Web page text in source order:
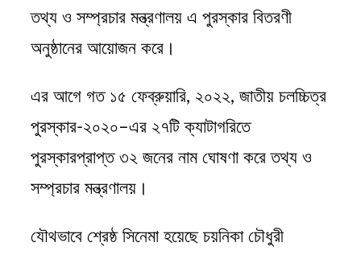
তথ্য ও সম্প্রচার মন্ত্রণালয় এ পুরস্কার বিতরণী
অনুষ্ঠানের আয়োজন করে।
এর আগে গত ১৫ ফেব্রুয়ারি, ২০২২, জাতীয় চলচ্চিত্র
পুরস্কার-২০২০–এর ২৭টি ক্যাটাগরিতে
পুরস্কারপ্রাপ্ত ৩২ জনের নাম ঘোষণা করে তথ্য ও
সম্প্রচার মন্ত্রণালয়।
যৌথভাবে শ্রেষ্ঠ সিনেমা হয়েছে চয়নিকা চৌধুরী